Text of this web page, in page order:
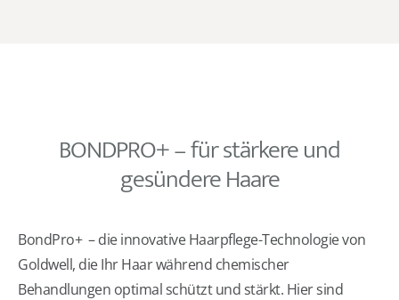
BONDPRO+ – für stärkere und
gesündere Haare
BondPro+ – die innovative Haarpflege-Technologie von
Goldwell, die Ihr Haar während chemischer
Behandlungen optimal schützt und stärkt. Hier sind